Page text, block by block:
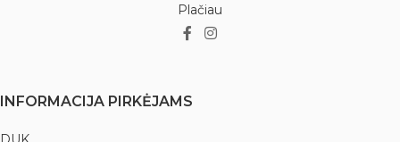
Plačiau
INFORMACIJA PIRKĖJAMS